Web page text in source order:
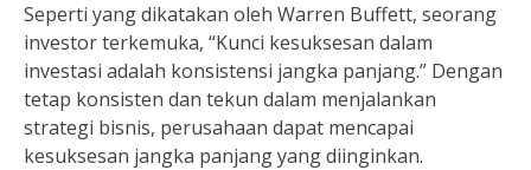
Seperti yang dikatakan oleh Warren Buffett, seorang
investor terkemuka, “Kunci kesuksesan dalam
investasi adalah konsistensi jangka panjang.” Dengan
tetap konsisten dan tekun dalam menjalankan
strategi bisnis, perusahaan dapat mencapai
kesuksesan jangka panjang yang diinginkan.